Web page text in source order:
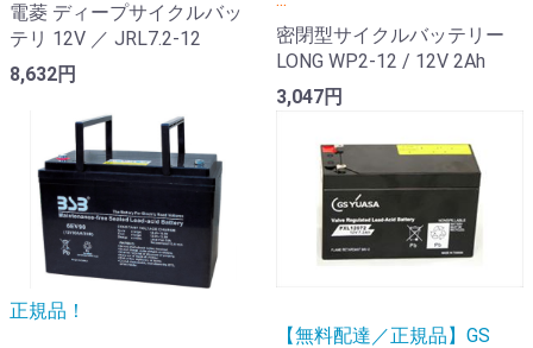
電菱 ディープサイクルバッ
テリ 12V ／ JRL7.2-12
8,632円
密閉型サイクルバッテリー
LONG WP2-12 / 12V 2Ah
3,047円
正規品！
【無料配達／正規品】GS